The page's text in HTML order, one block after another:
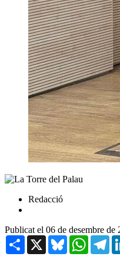
Redacció
Publicat el 06 de desembre de
Share X Bluesky